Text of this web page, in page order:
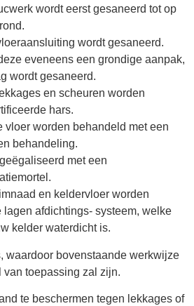
wordt eerst gesaneerd tot op
wordt gesaneerd.
eveneens een grondige aanpak,
wordt gesaneerd.
en scheuren worden
hars.
vloer worden behandeld met een
behandeling.
met een
en keldervloer worden
afdichtings- systeem, welke
kelder waterdicht is.
waardoor bovenstaande werkwijze
toepassing zal zijn.
te beschermen tegen lekkages of